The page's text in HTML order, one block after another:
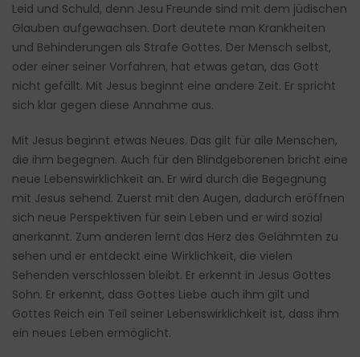
Leid und Schuld, denn Jesu Freunde sind mit dem jüdischen
Glauben aufgewachsen. Dort deutete man Krankheiten
und Behinderungen als Strafe Gottes. Der Mensch selbst,
oder einer seiner Vorfahren, hat etwas getan, das Gott
nicht gefällt. Mit Jesus beginnt eine andere Zeit. Er spricht
sich klar gegen diese Annahme aus.
Mit Jesus beginnt etwas Neues. Das gilt für alle Menschen,
die ihm begegnen. Auch für den Blindgeborenen bricht eine
neue Lebenswirklichkeit an. Er wird durch die Begegnung
mit Jesus sehend. Zuerst mit den Augen, dadurch eröffnen
sich neue Perspektiven für sein Leben und er wird sozial
anerkannt. Zum anderen lernt das Herz des Gelähmten zu
sehen und er entdeckt eine Wirklichkeit, die vielen
Sehenden verschlossen bleibt. Er erkennt in Jesus Gottes
Sohn. Er erkennt, dass Gottes Liebe auch ihm gilt und
Gottes Reich ein Teil seiner Lebenswirklichkeit ist, dass ihm
ein neues Leben ermöglicht.